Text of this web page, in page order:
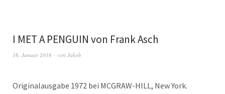
I MET A PENGUIN von Frank Asch
16. Januar 2016 von Jakob
Originalausgabe 1972 bei MCGRAW-HILL, New York.